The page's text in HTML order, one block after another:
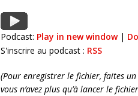
Podcast: Play in new window|
S'inscrire au podcast : RSS
(Pour enregistrer le fichier, faites
vous n’avez plus qu’à lancer le